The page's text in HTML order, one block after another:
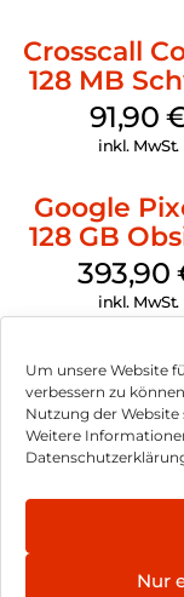
Um unsere Website
verbessern zu
Nutzung der
Weitere
Nur
Crosscall
128 MB
91,90
inkl. MwSt.
Google
128 GB
393,90
inkl. MwSt.
Impressum